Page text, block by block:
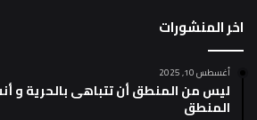
اخر المنشورات
أغسطس 10, 2025
ليس من المنطق أن تتباهى بالحرية و
المنطق